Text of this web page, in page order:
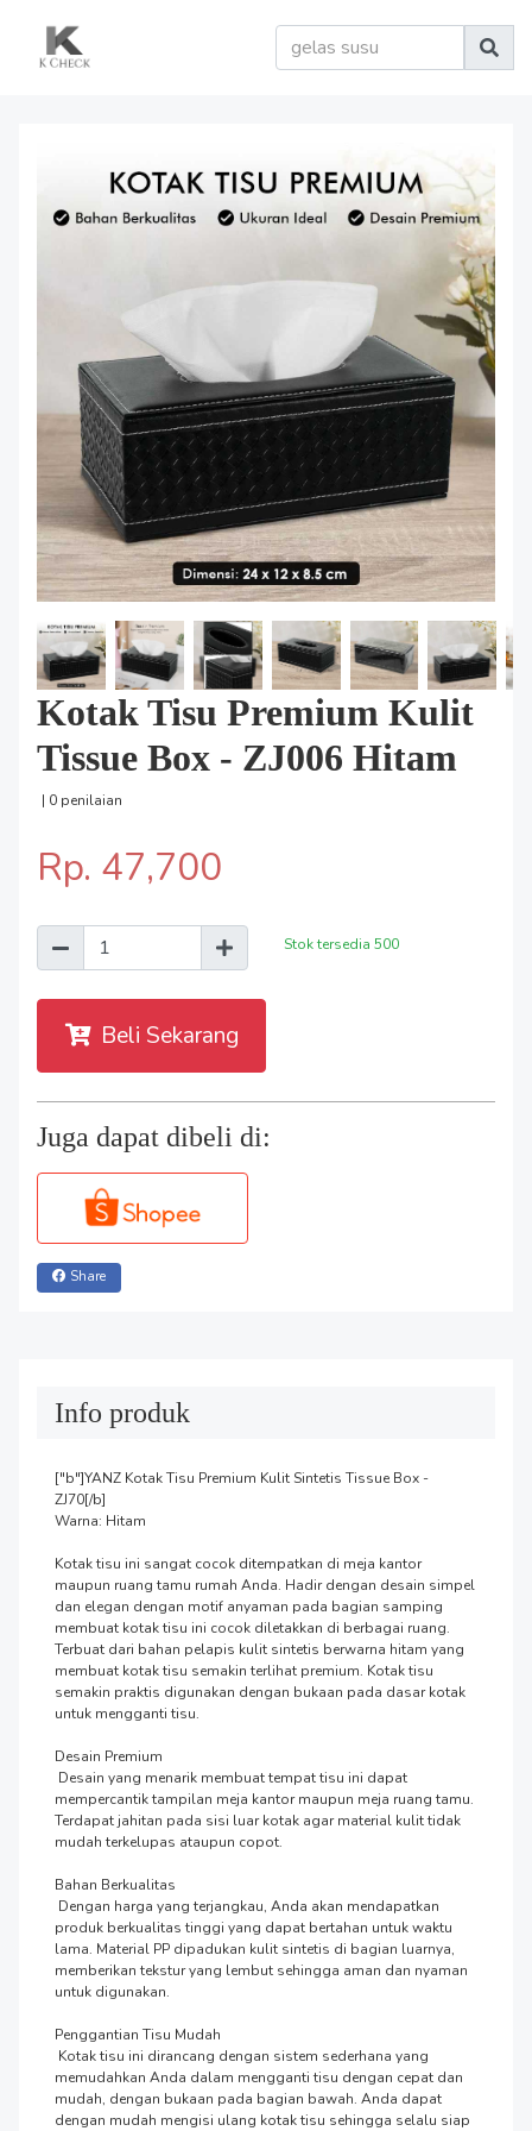
Kotak Tisu Premium Kulit
Tissue Box - ZJ006 Hitam
| 0 penilaian
Rp. 47,700
Stok tersedia 500
Beli Sekarang
Juga dapat dibeli di:
Share
Info produk
["b"]YANZ Kotak Tisu Premium Kulit Sintetis Tissue Box -
ZJ70[/b]
Warna: Hitam
Kotak tisu ini sangat cocok ditempatkan di meja kantor
maupun ruang tamu rumah Anda. Hadir dengan desain simpel
dan elegan dengan motif anyaman pada bagian samping
membuat kotak tisu ini cocok diletakkan di berbagai ruang.
Terbuat dari bahan pelapis kulit sintetis berwarna hitam yang
membuat kotak tisu semakin terlihat premium. Kotak tisu
semakin praktis digunakan dengan bukaan pada dasar kotak
untuk mengganti tisu.
Desain Premium
mempercantik tampilan meja kantor maupun meja ruang tamu.
Terdapat jahitan pada sisi luar kotak agar material kulit tidak
mudah terkelupas ataupun copot.
Bahan Berkualitas
produk berkualitas tinggi yang dapat bertahan untuk waktu
lama. Material PP dipadukan kulit sintetis di bagian luarnya,
memberikan tekstur yang lembut sehingga aman dan nyaman
untuk digunakan.
Penggantian Tisu Mudah
memudahkan Anda dalam mengganti tisu dengan cepat dan
mudah, dengan bukaan pada bagian bawah. Anda dapat
dengan mudah mengisi ulang kotak tisu sehingga selalu siap